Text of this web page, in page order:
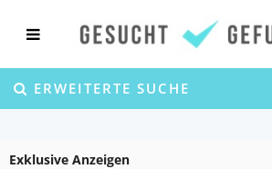
ERWEITERTE SUCHE
Exklusive Anzeigen